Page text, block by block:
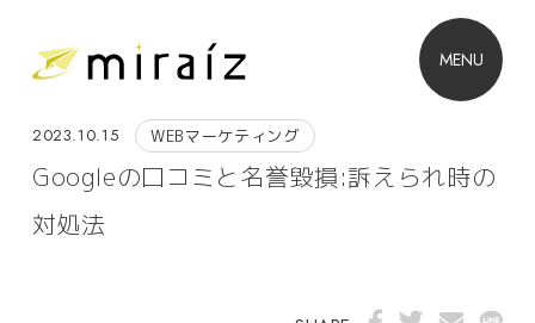
MENU
2023.10.15 WEBマーケティング
Googleの口コミと名誉毀損:訴えられ時の
対処法